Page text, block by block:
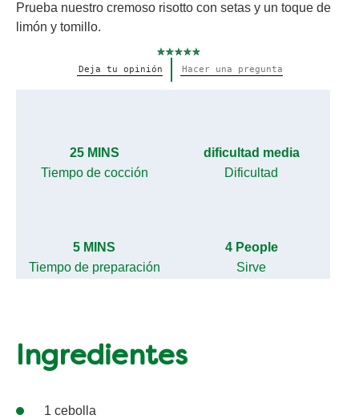
Prueba nuestro cremoso risotto con setas y un toque de
limón y tomillo.
No
se
Deja tu opinión Hacer una pregunta
25 MINS
Tiempo de cocción
dificultad media
Dificultad
5 MINS
Tiempo de preparación
4 People
Sirve
Ingredientes
1 cebolla